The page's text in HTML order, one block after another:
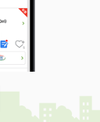
目
目